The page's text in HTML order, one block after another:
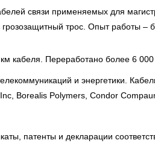
связи применяемых для
трос. Опыт работы
кабеля. Переработано более 6 000
и энергетики.
Borealis Polymers, Condor
патенты и декларации